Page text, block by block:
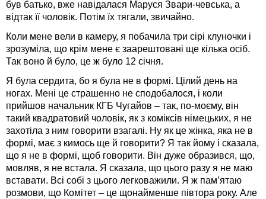
був батько, вже навідалася Маруся Звари-чевська, а
відтак її чоловік. Потім їх тягали, звичайно.
Коли мене вели в камеру, я побачила три сірі клуночки і
зрозуміла, що крім мене є заарештовані ще кілька осіб.
Так воно й було, це ж було 12 січня.
Я була сердита, бо я була не в формі. Цілий день на
ногах. Мені це страшенно не сподобалося, і коли
прийшов начальник КГБ Чугайов – так, по-моєму, він
такий квадратовий чоловік, як з коміксів німецьких, я не
захотіла з ним говорити взагалі. Ну як це жінка, яка не в
формі, має з кимось ще й говорити? Я так йому і сказала,
що я не в формі, щоб говорити. Він дуже образився, що,
мовляв, я не встала. Я сказала, що цього разу я не маю
вставати. Всі собі з цього легковажили. Я ж пам’ятаю
розмови, що Комітет – це щонайменше півтора року. Але